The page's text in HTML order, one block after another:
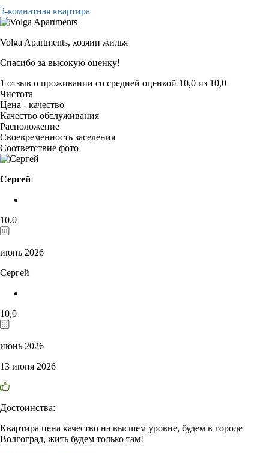
3-комнатная квартира
Volga Apartments, хозяин жилья
Спасибо за высокую оценку!
1 отзыв о проживании со средней оценкой 10,0 из 10,0
Чистота
Цена - качество
Качество обслуживания
Расположение
Своевременность заселения
Соответствие фото
Сергей
10,0
июнь 2026
Сергей
10,0
июнь 2026
13 июня 2026
Достоинства:
Квартира цена качество на высшем уровне, будем в городе
Волгоград, жить будем только там!